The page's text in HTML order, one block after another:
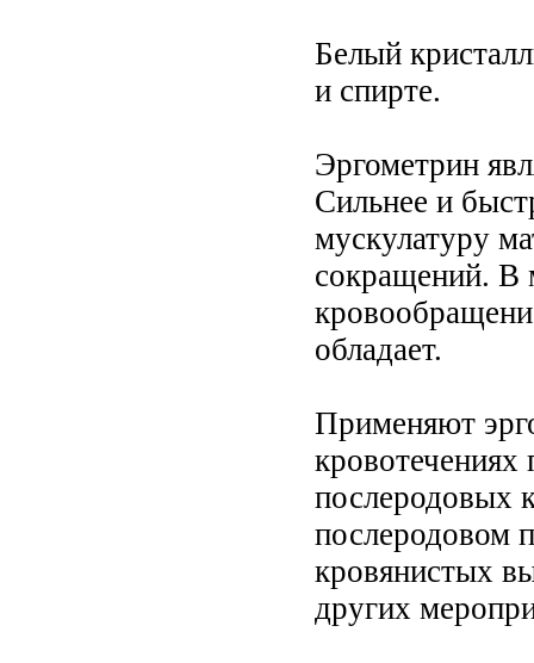
Белый
и спирте.
Эргометрин
Сильнее и
мускулатуру
сокращений. В
обладает.
Применяют
кровотечениях
послеродовых
послеродовом
кровянистых
других